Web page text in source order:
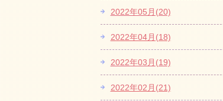
2022年05月(20)
2022年04月(18)
2022年03月(19)
2022年02月(21)